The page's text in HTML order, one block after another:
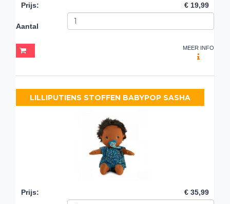
Prijs: € 19,99
Aantal
MEER INFO
LILLIPUTIENS STOFFEN BABYPOP SASHA
Prijs: € 35,99